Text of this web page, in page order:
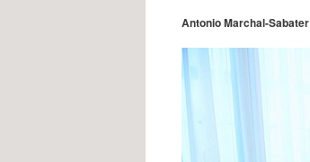
Antonio Marchal-Sabater